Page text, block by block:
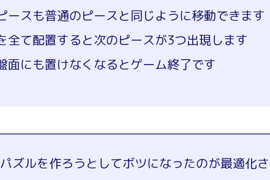
ースも普通のピースと同じように移動できます
全て配置すると次のピースが3つ出現します
面にも置けなくなるとゲーム終了です
ズルを作ろうとしてボツになったのが最適化さ